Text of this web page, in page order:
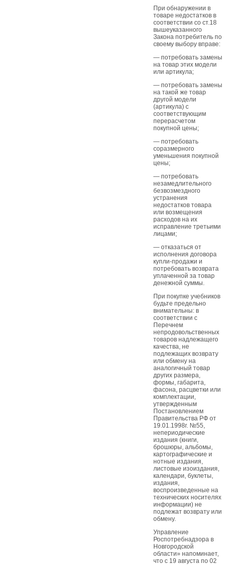
При обнаружении в
товаре недостатков в
соответствии со ст.18
вышеуказанного
Закона потребитель по
своему выбору вправе:
— потребовать замены
на товар этих модели
или артикула;
— потребовать замены
на такой же товар
другой модели
(артикула) с
соответствующим
перерасчетом
покупной цены;
— потребовать
соразмерного
уменьшения покупной
цены;
— потребовать
незамедлительного
безвозмездного
устранения
недостатков товара
или возмещения
расходов на их
исправление третьими
лицами;
— отказаться от
исполнения договора
купли-продажи и
потребовать возврата
уплаченной за товар
денежной суммы.
При покупке учебников
будьте предельно
внимательны: в
соответствии с
Перечнем
непродовольственных
товаров надлежащего
качества, не
подлежащих возврату
или обмену на
аналогичный товар
других размера,
формы, габарита,
фасона, расцветки или
комплектации,
утвержденным
Постановлением
Правительства РФ от
19.01.1998г. №55,
непериодические
издания (книги,
брошюры, альбомы,
картографические и
нотные издания,
листовые изоиздания,
календари, буклеты,
издания,
воспроизведенные на
технических носителях
информации) не
подлежат возврату или
обмену.
Управление
Роспотребнадзора в
Новгородской
области» напоминает,
что с 19 августа по 02